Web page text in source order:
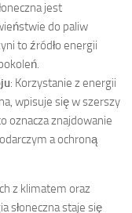
jest
do paliw
to źródło energii
: Korzystanie z energii
wpisuje się w szerszy
oznacza znajdowanie
a ochroną
z klimatem oraz
słoneczna staje się